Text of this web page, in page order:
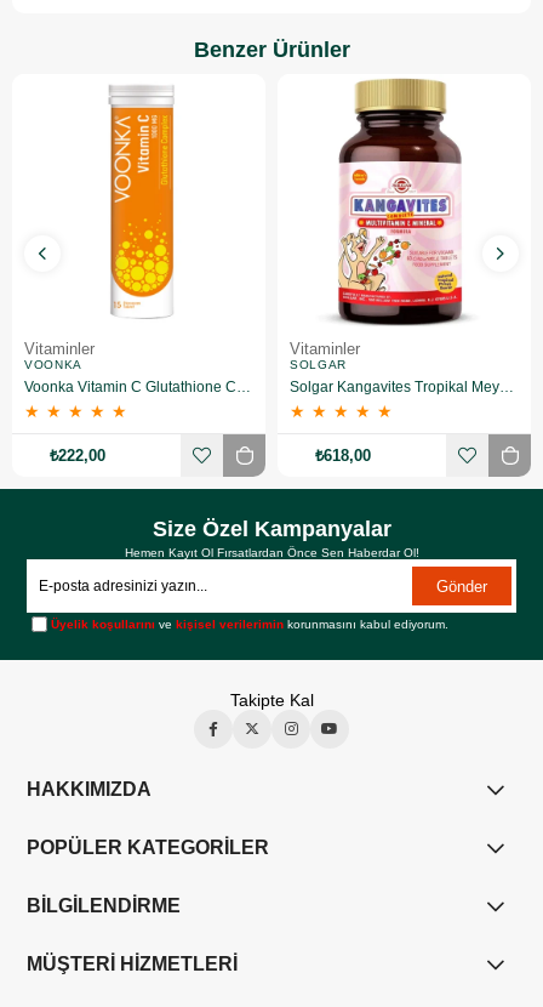
Benzer Ürünler
Vitaminler
VOONKA
Voonka Vitamin C Glutathione Complex Efervesan 15 Tablet
★ ★ ★ ★ ★
₺222,00
Vitaminler
SOLGAR
Solgar Kangavites Tropikal Meyve Aromalı 60 Tablet
★ ★ ★ ★ ★
₺618,00
Size Özel Kampanyalar
Hemen Kayıt Ol Fırsatlardan Önce Sen Haberdar Ol!
Gönder
Üyelik koşullarını vekişisel verilerimin korunmasını kabul ediyorum.
Takipte Kal
HAKKIMIZDA
POPÜLER KATEGORİLER
BİLGİLENDİRME
MÜŞTERİ HİZMETLERİ